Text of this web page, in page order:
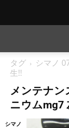
タグ
シマノ
生!!
メンテナン
ニウムmg7
シマノ